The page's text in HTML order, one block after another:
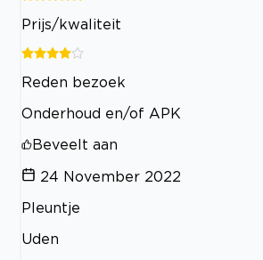
Prijs/kwaliteit
Reden bezoek
Onderhoud en/of APK
Beveelt aan
24 November 2022
Pleuntje
Uden